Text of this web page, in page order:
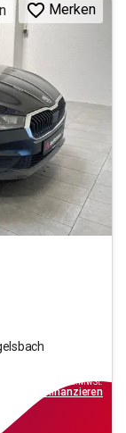
Merken
inkl.MwSt.
finanzieren